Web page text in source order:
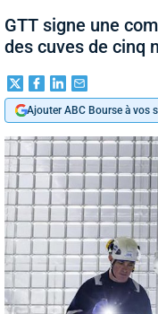
GTT signe une
des cuves de cinq
Ajouter ABC Bourse à vos